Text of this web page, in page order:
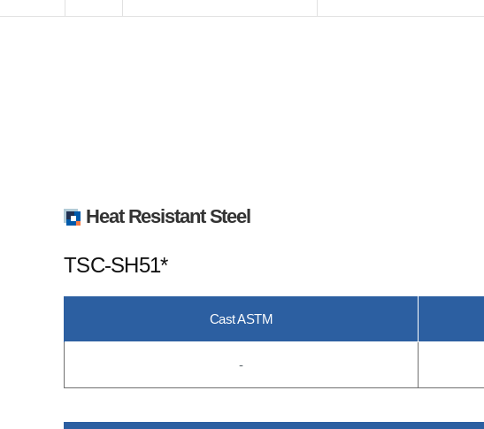
Heat Resistant Steel
TSC-SH51*
Cast ASTM
-